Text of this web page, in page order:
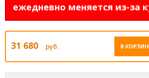
ежедневно меняется из-за
31 680 руб. В